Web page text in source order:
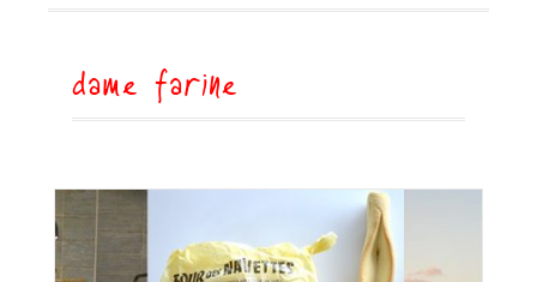
dame farine